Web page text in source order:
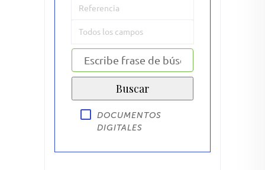
DOCUMENTOS
DIGITALES